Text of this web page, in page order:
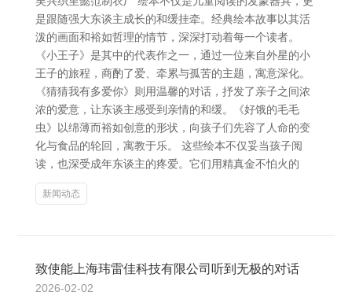
是跟随强大东谈主成长的和缓挂牵。经典绘本故事以其活
泼的画面和裕如哲理的情节，深深打动着每一个读者。
《小王子》是其中的代表作之一，通过一位来自外星的小
王子的旅程，商酌了爱、牵累与孤苦的主题，寓意深化。
《猜猜我有多爱你》则用温馨的对话，抒发了亲子之间浓
浓的爱意，让东谈主感受到亲情的和缓。《好饿的毛毛
虫》以绵薄而裕如创意的形状，向孩子们先容了人命的变
化与食品的轮回，寓教于乐。 这些绘本不仅妥当孩子阅
读，也深受成年东谈主的疼爱。它们用精真金不怕火的
新闻动态
致使能上海玮雷佳科技有限公司听到无极的对话
2026-02-02